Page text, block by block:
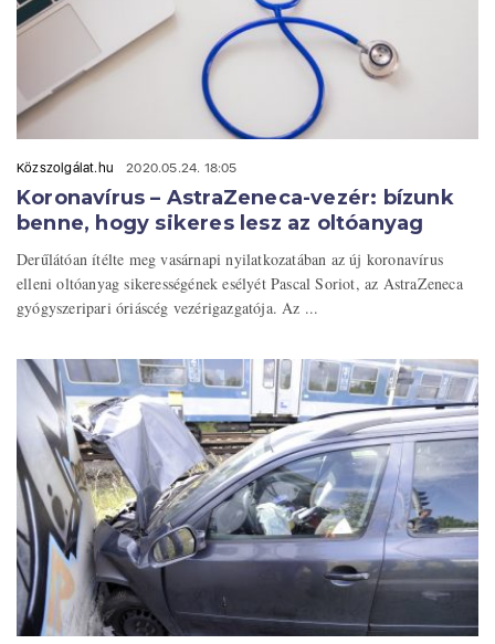
Közszolgálat.hu 2020.05.24. 18:05
Koronavírus – AstraZeneca-vezér: bízunk
benne, hogy sikeres lesz az oltóanyag
Derűlátóan ítélte meg vasárnapi nyilatkozatában az új koronavírus
elleni oltóanyag sikerességének esélyét Pascal Soriot, az AstraZeneca
gyógyszeripari óriáscég vezérigazgatója. Az ...